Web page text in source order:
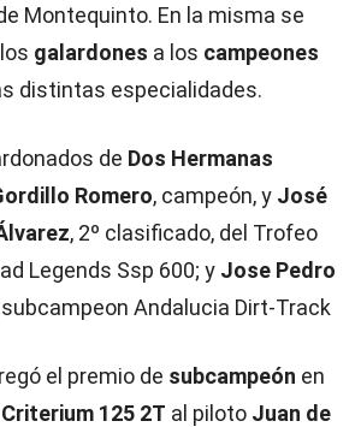
Montequinto. En la misma se
galardones a los campeones
distintas especialidades.
de Dos Hermanas
Romero, campeón, y José
, 2º clasificado, del Trofeo
Legends Ssp 600; y Jose Pedro
subcampeon Andalucia Dirt-Track
el premio de subcampeón en
125 2T al piloto Juan de